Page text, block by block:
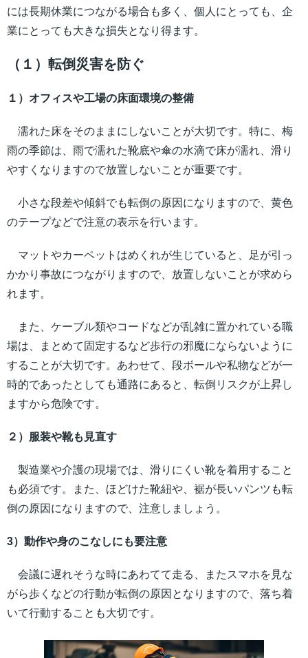
には長期休業につながる場合も多く、個人にとっても、企
業にとっても大きな損失となり得ます。
（１）転倒災害を防ぐ
１）オフィスや工場の床面環境の整備
濡れた床をそのままにしないことが大切です。特に、梅
雨の季節は、雨で濡れた靴底や傘の水滴で床が濡れ、滑り
やすくなりますので放置しないことが重要です。
小さな段差や傾斜でも転倒の原因になりますので、黄色
のテープなどで注意の表示を行います。
マットやカーペットはめくれが生じていると、足が引っ
かかり事故につながりますので、放置しないことが求めら
れます。
また、ケーブル類やコードなどが乱雑に置かれている職
場は、まとめて固定するなど歩行の邪魔にならないように
することが大切です。あわせて、段ボールや私物などが一
時的であったとしても通路にあると、転倒リスクが上昇し
ますから危険です。
２）服装や靴も見直す
製造業や介護の現場では、滑りにくい靴を着用すること
も必須です。また、ほどけた靴紐や、裾が長いパンツも転
倒の原因になりますので、注意しましょう。
3）動作や身のこなしにも要注意
会議に遅れそうな時にあわてて走る、またスマホを見な
がら歩くなどの行動が転倒の原因となりますので、落ち着
いて行動することも大切です。